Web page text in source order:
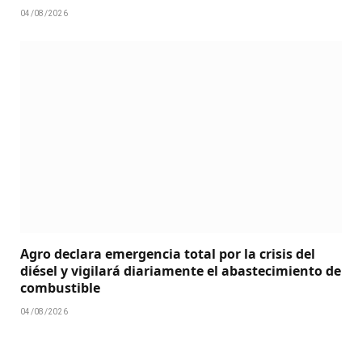
04/08/2026
Agro declara emergencia total por la crisis del
diésel y vigilará diariamente el abastecimiento de
combustible
04/08/2026